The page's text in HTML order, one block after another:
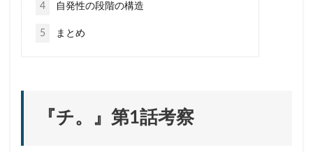
4 自発性の段階の構造
5 まとめ
『チ。』第1話考察